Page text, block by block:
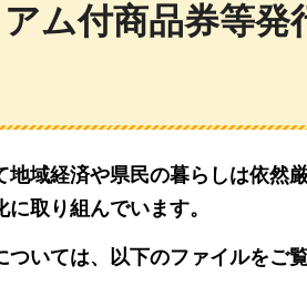
ム付商品券等
地域経済や県民の暮らしは依然
取り組んでいます。
いては、以下のファイルをご覧